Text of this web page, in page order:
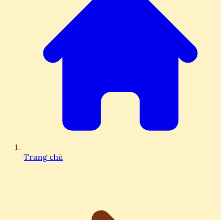
Trang chủ